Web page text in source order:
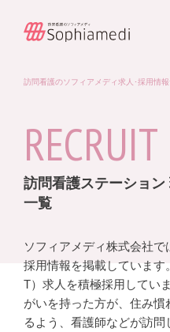
訪問看護のソフィアメディ求人･採用情報
RECRUIT
訪問看護ステーショ
一覧
ソフィアメディ株式会社で
採用情報を掲載していま
T）求人を積極採用してい
がいを持った方が、住み慣
るよう、看護師などが訪